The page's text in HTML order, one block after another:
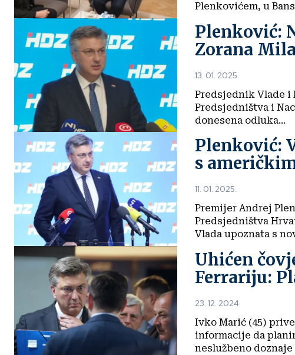
Plenkovićem, u
Plenković:
Zorana
13. 01. 2025.
Predsjednik Vlade i
Predsjedništva i
donesena odluka...
Plenković:
s
11. 01. 2025.
Premijer Andrej
Predsjedništva
Vlada upoznata s
Uhićen
Ferrariju:
23. 12. 2024.
Ivko Marić (45)
informacije da
neslužbeno